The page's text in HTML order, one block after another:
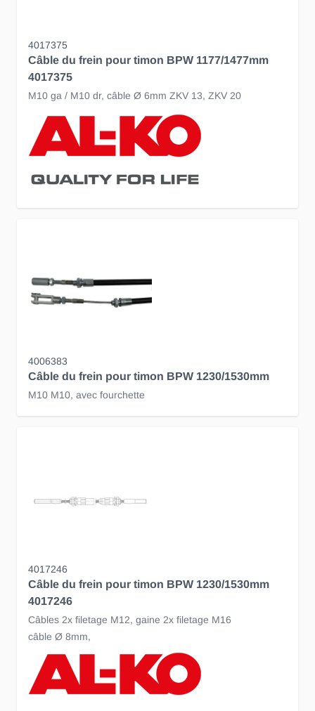
4017375
Câble du frein pour timon BPW 1177/1477mm
4017375
M10 ga / M10 dr, câble Ø 6mm ZKV 13, ZKV 20
4006383
Câble du frein pour timon BPW 1230/1530mm
M10 M10, avec fourchette
4017246
Câble du frein pour timon BPW 1230/1530mm
4017246
Câbles 2x filetage M12, gaine 2x filetage M16
câble Ø 8mm,